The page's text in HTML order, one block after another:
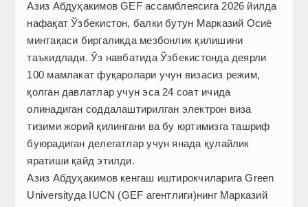
Азиз Абдуҳакимов GEF ассамблеясига 2026 йилда
нафақат Ўзбекистон, балки бутун Марказий Осиё
минтақаси биргаликда мезбонлик қилишини
таъкидлади. Ўз навбатида Ўзбекистонда деярли
100 мамлакат фуқаролари учун визасиз режим,
қолган давлатлар учун эса 24 соат ичида
олинадиган соддалаштирилган электрон виза
тизими жорий қилингани ва бу юртимизга ташриф
буюрадиган делегатлар учун янада қулайлик
яратиши қайд этилди.
Азиз Абдуҳакимов кенгаш иштирокчиларига Green
Universityда IUCN (GEF агентлиги)нинг Марказий